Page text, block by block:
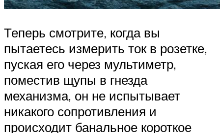
Теперь смотрите, когда вы
пытаетесь измерить ток в розетке,
пуская его через мультиметр,
поместив щупы в гнезда
механизма, он не испытывает
никакого сопротивления и
происходит банальное короткое